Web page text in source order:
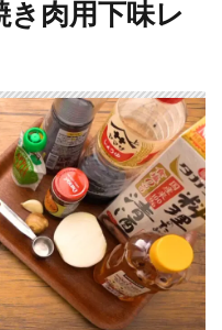
き肉用下味レ